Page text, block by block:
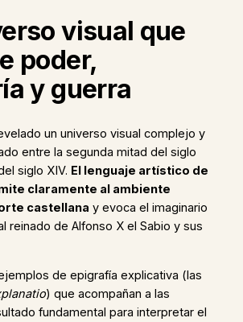
visual que
poder,
y guerra
un universo visual complejo y
entre la segunda mitad del siglo
siglo XIV. El lenguaje artístico de
claramente al ambiente
castellana y evoca el imaginario
reinado de Alfonso X el Sabio y sus
de epigrafía explicativa (las
) que acompañan a las
fundamental para interpretar el